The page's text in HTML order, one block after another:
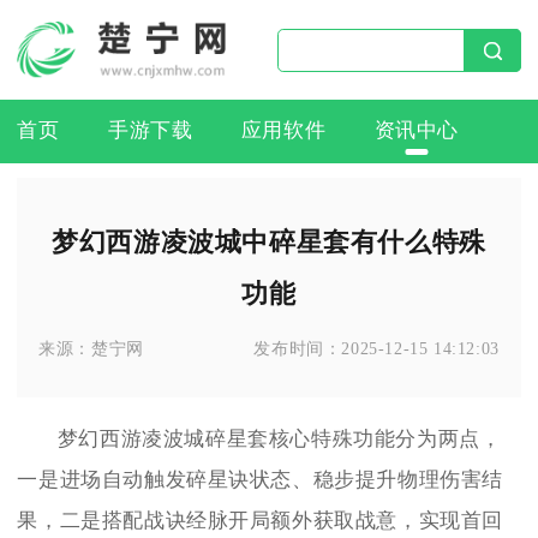
首页 手游下载 应用软件 资讯中心
梦幻西游凌波城中碎星套有什么特殊
功能
来源：楚宁网 发布时间： 2025-12-15 14:12:03
梦幻西游凌波城碎星套核心特殊功能分为两点，
一是进场自动触发碎星诀状态、稳步提升物理伤害结
果，二是搭配战诀经脉开局额外获取战意，实现首回